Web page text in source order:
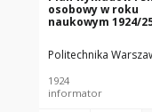
osobowy w roku
naukowym 1924/
Politechnika
1924
informator